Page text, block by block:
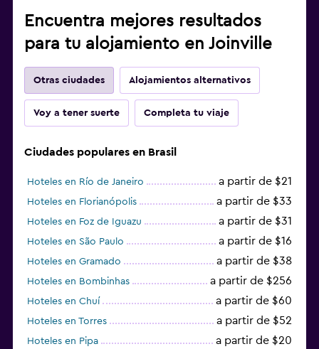
Encuentra mejores resultados
para tu alojamiento en Joinville
Otras ciudades Alojamientos alternativos
Voy a tener suerte Completa tu viaje
Ciudades populares en Brasil
Hoteles en Río de Janeiro a partir de $21
Hoteles en Florianópolis a partir de $33
Hoteles en Foz de Iguazu a partir de $31
Hoteles en São Paulo a partir de $16
Hoteles en Gramado a partir de $38
Hoteles en Bombinhas a partir de $256
Hoteles en Chuí a partir de $60
Hoteles en Torres a partir de $52
Hoteles en Pipa a partir de $20